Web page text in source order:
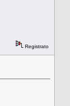
Registrato